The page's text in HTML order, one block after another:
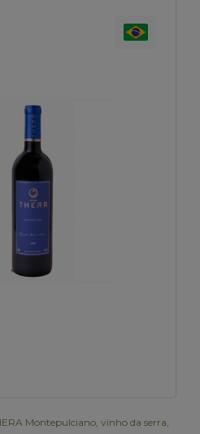
Montepulciano vinho da serra